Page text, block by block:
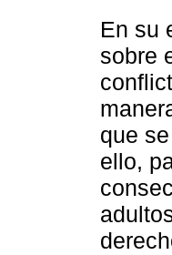
En su
sobre
que
ello,